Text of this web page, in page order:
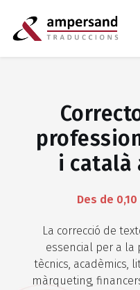
i català
Des de
La correcció de
essencial per a la
tècnics, acadèmics,
màrqueting,